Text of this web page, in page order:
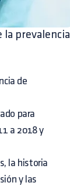
la prevalencia
de
para
a 2018 y
la historia
y las